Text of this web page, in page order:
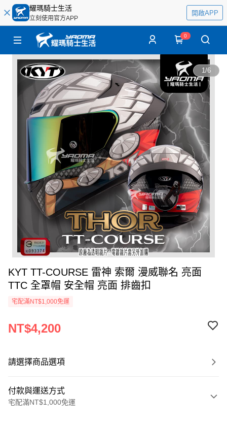
耀瑪騎士生活
立刻使用官方APP
開啟APP
0
1/6
KYT TT-COURSE 雷神 索爾 漫威聯名 亮面
TTC 全罩帽 安全帽 亮面 排齒扣
宅配滿NT$1,000免運
NT$4,200
請選擇商品選項
付款與運送方式
宅配滿NT$1,000免運